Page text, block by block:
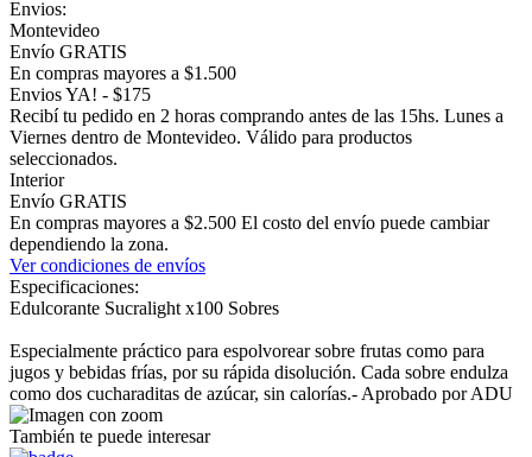
Envios:
Montevideo
Envío GRATIS
En compras mayores a $1.500
Envios YA! - $175
Recibí tu pedido en 2 horas comprando antes de las 15hs. Lunes a
Viernes dentro de Montevideo. Válido para productos
seleccionados.
Interior
Envío GRATIS
En compras mayores a $2.500 El costo del envío puede cambiar
dependiendo la zona.
Ver condiciones de envíos
Especificaciones:
Edulcorante Sucralight x100 Sobres
Especialmente práctico para espolvorear sobre frutas como para
jugos y bebidas frías, por su rápida disolución. Cada sobre endulza
como dos cucharaditas de azúcar, sin calorías.- Aprobado por ADU
También te puede interesar